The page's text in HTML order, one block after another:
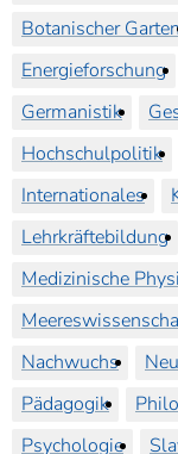
Botanischer
Energieforschung
Germanistik
Hochschulpolitik
Internationales
Lehrkräftebildung
Medizinische
Nachwuchs
Pädagogik
Psychologie